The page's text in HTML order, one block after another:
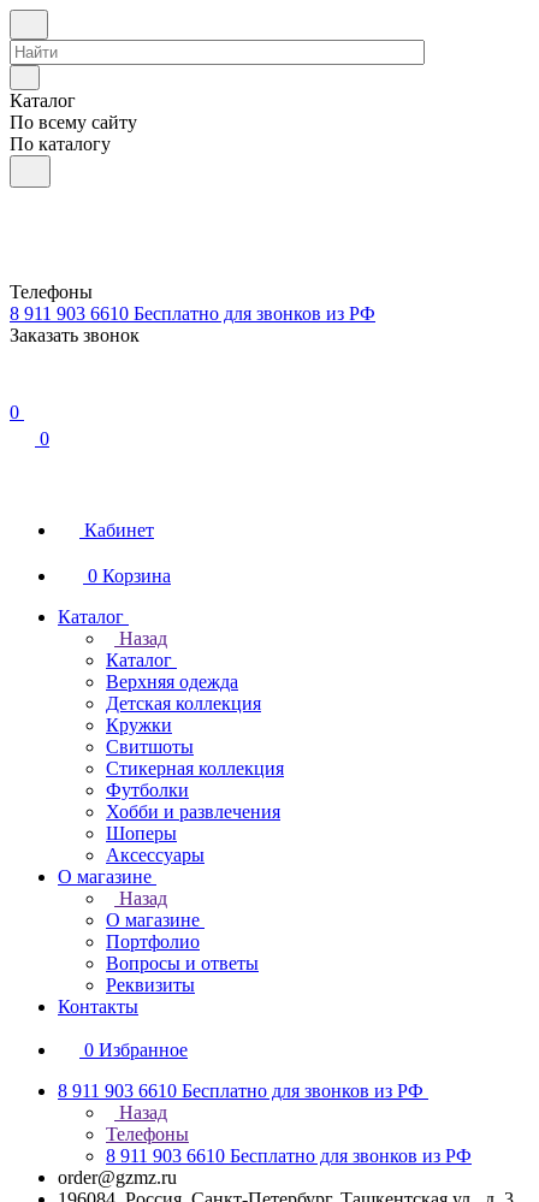
Каталог
По всему сайту
По каталогу
Телефоны
8 911 903 6610 Бесплатно для звонков из РФ
Заказать звонок
0
0
Кабинет
0 Корзина
Каталог
Назад
Каталог
Верхняя одежда
Детская коллекция
Кружки
Свитшоты
Стикерная коллекция
Футболки
Хобби и развлечения
Шоперы
Аксессуары
О магазине
Назад
О магазине
Портфолио
Вопросы и ответы
Реквизиты
Контакты
0 Избранное
8 911 903 6610 Бесплатно для звонков из РФ
Назад
Телефоны
8 911 903 6610 Бесплатно для звонков из РФ
order@gzmz.ru